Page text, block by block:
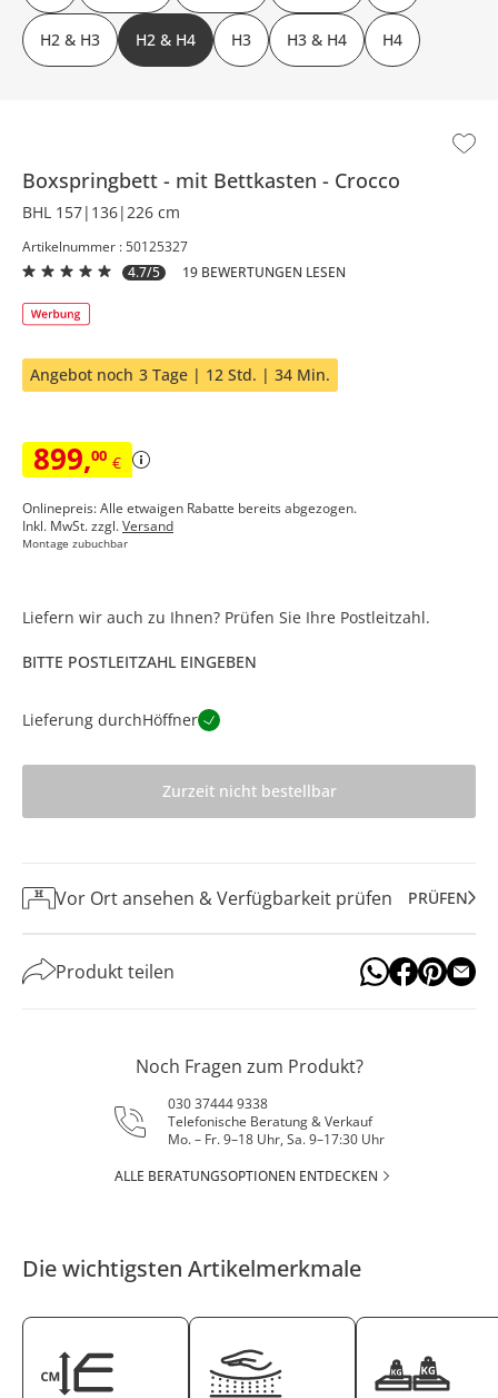
Boxspringbett mit Bettkasten Crocco
BHL 157|136|226 cm
Artikelnummer : 50125327
4.7/5
19 BEWERTUNGEN LESEN
Angebot noch 3 Tage | 12 Std. | 34 Min.
899,00 €
Onlinepreis: Alle etwaigen Rabatte bereits abgezogen.
Inkl. MwSt. zzgl.Versand
Montage zubuchbar
H2 & H3 H2 & H4 H3 H3 & H4 H4
Liefern wir auch zu Ihnen? Prüfen Sie Ihre Postleitzahl.
BITTE POSTLEITZAHL EINGEBEN
Lieferung durchHöffner
Zurzeit nicht bestellbar
Vor Ort ansehen & Verfügbarkeit prüfen PRÜFEN
Produkt teilen
Noch Fragen zum Produkt?
030 37444 9338
Telefonische Beratung & Verkauf
Mo. – Fr. 9–18 Uhr, Sa. 9–17:30 Uhr
ALLE BERATUNGSOPTIONEN ENTDECKEN
Die wichtigsten Artikelmerkmale